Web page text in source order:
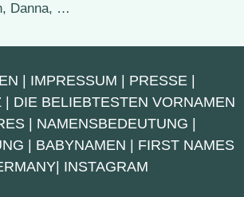
Danna, …
IMPRESSUM PRESSE
DIE BELIEBTESTEN VORNAMEN
NAMENSBEDEUTUNG
BABYNAMEN
FIRST NAMES
| INSTAGRAM